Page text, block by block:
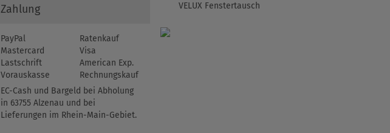
Zahlung
PayPal
Ratenkauf
Mastercard
Visa
Lastschrift
American Exp.
Vorauskasse
Rechnungskauf
EC-Cash und Bargeld bei Abholung
in 63755 Alzenau und bei
Lieferungen im Rhein-Main-Gebiet.
VELUX Fenstertausch